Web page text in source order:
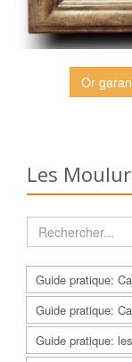
Or
Les
Guide pratique:
Guide pratique:
Guide pratique: